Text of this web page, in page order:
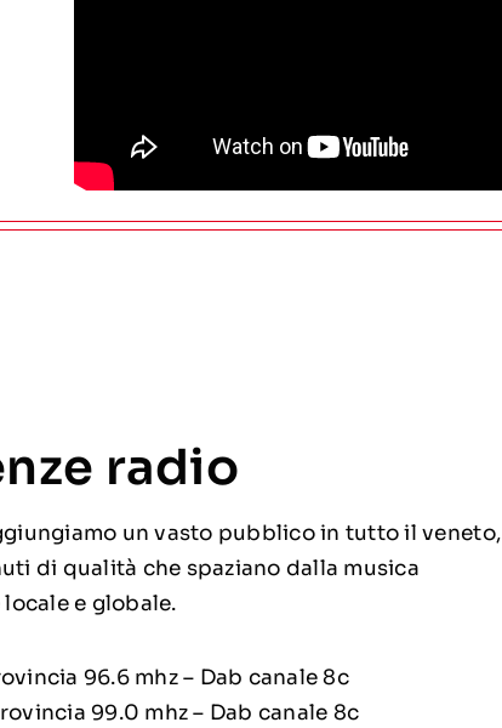
radio
un vasto pubblico in tutto il veneto,
di qualità che spaziano dalla musica
e globale.
96.6 mhz – Dab canale 8c
99.0 mhz – Dab canale 8c